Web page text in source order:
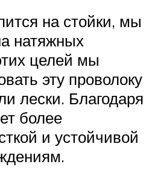
на стойки, мы
натяжных
целей мы
эту проволоку
лески. Благодаря
более
и устойчивой